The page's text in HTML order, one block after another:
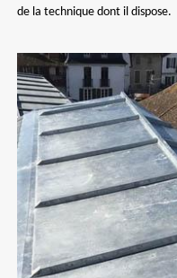
de la technique dont il dispose.